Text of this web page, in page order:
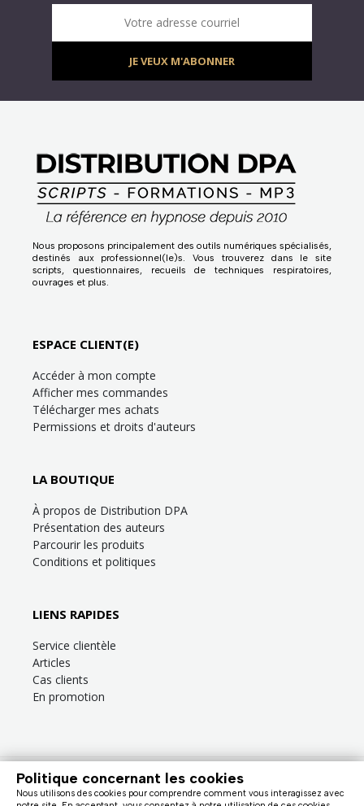
Infolettre : obtenez un MP3 d’hypnose gratuit !
Votre adresse courriel
JE VEUX M'ABONNER
Nous proposons principalement des outils numériques spécialisés,
destinés aux professionnel(le)s. Vous trouverez dans le site
scripts, questionnaires, recueils de techniques respiratoires,
ouvrages et plus.
ESPACE CLIENT(E)
Accéder à mon compte
Afficher mes commandes
Télécharger mes achats
Permissions et droits d'auteurs
LA BOUTIQUE
À propos de Distribution DPA
Présentation des auteurs
Parcourir les produits
Conditions et politiques
LIENS RAPIDES
Service clientèle
Articles
Cas clients
En promotion
Besoin d’aide?Consultez laFAQ ou la section
Politique concernant les cookies
Nous utilisons des cookies pour comprendre comment vous interagissez avec